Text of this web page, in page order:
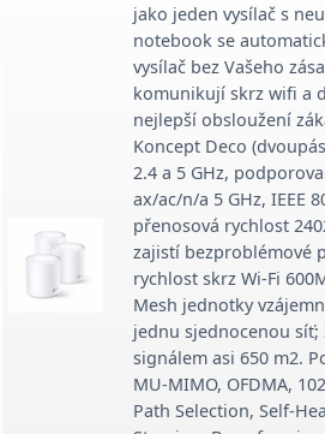
jako jeden vysílač s
notebook se
vysílač bez Vašeho
komunikují skrz wifi a
nejlepší obsloužení
Koncept Deco
2.4 a 5 GHz,
ax/ac/n/a 5 GHz, IEEE
přenosová rychlost
zajistí bezproblémové
rychlost skrz Wi-Fi
Mesh jednotky
jednu sjednocenou
signálem asi 650 m2.
MU-MIMO, OFDMA,
Path Selection, Self-